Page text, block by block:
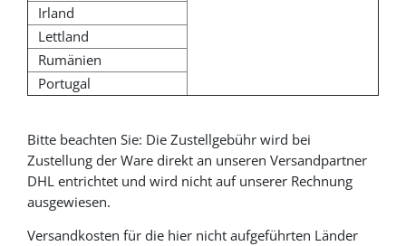
Irland
Lettland
Rumänien
Portugal
Bitte beachten Sie: Die Zustellgebühr wird bei
Zustellung der Ware direkt an unseren Versandpartner
DHL entrichtet und wird nicht auf unserer Rechnung
ausgewiesen.
Versandkosten für die hier nicht aufgeführten Länder